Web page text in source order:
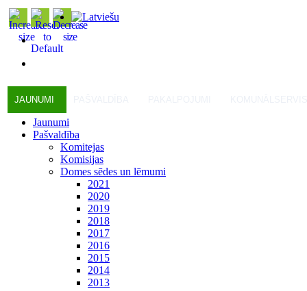
JAUNUMI
Jaunumi
Pašvaldība
Komitejas
Komisijas
Domes sēdes un lēmumi
2021
2020
2019
2018
2017
2016
2015
2014
2013